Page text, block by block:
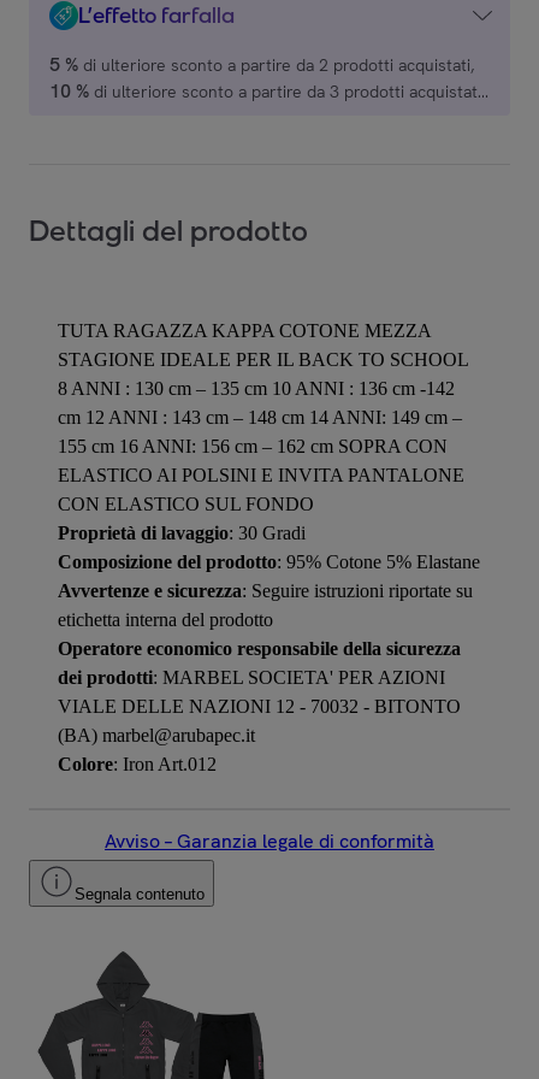
L’effetto farfalla
5 % di ulteriore sconto a partire da 2 prodotti acquistati,
10 % di ulteriore sconto a partire da 3 prodotti acquistati,
Dettagli del prodotto
TUTA RAGAZZA KAPPA COTONE MEZZA
STAGIONE IDEALE PER IL BACK TO SCHOOL
8 ANNI : 130 cm – 135 cm 10 ANNI : 136 cm -142
cm 12 ANNI : 143 cm – 148 cm 14 ANNI: 149 cm –
155 cm 16 ANNI: 156 cm – 162 cm SOPRA CON
ELASTICO AI POLSINI E INVITA PANTALONE
CON ELASTICO SUL FONDO
Proprietà di lavaggio: 30 Gradi
Composizione del prodotto: 95% Cotone 5% Elastane
Avvertenze e sicurezza: Seguire istruzioni riportate su
etichetta interna del prodotto
Operatore economico responsabile della sicurezza
dei prodotti: MARBEL SOCIETA' PER AZIONI
VIALE DELLE NAZIONI 12 - 70032 - BITONTO
(BA) marbel@arubapec.it
Colore: Iron Art.012
Avviso – Garanzia legale di conformità
Segnala contenuto